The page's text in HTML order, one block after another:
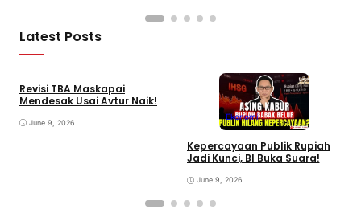
Latest Posts
Revisi TBA Maskapai
Mendesak Usai Avtur Naik!
June 9, 2026
Ekonomi
Kepercayaan Publik Rupiah
Jadi Kunci, BI Buka Suara!
June 9, 2026